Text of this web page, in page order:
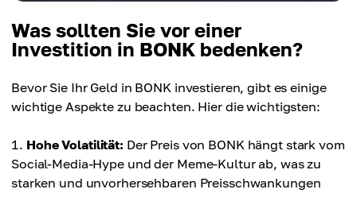
Was sollten Sie vor einer
Investition in BONK bedenken?
Bevor Sie Ihr Geld in BONK investieren, gibt es einige
wichtige Aspekte zu beachten. Hier die wichtigsten:
Hohe Volatilität: Der Preis von BONK hängt stark vom
Social-Media-Hype und der Meme-Kultur ab, was zu
starken und unvorhersehbaren Preisschwankungen